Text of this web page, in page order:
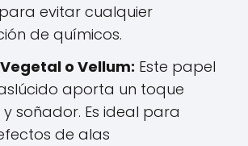
evitar cualquier
de químicos.
o Vellum: Este papel
aporta un toque
soñador. Es ideal para
de alas